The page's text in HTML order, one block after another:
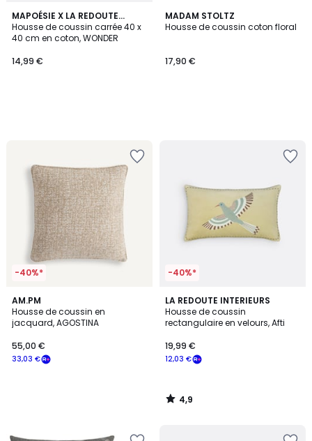
MAPOÉSIE X LA REDOUTE
INTÉRIEURS
Housse de coussin carrée 40 x
40 cm en coton, WONDER
14,99 €
MADAM STOLTZ
Housse de coussin coton floral
17,90 €
-40%*
AM.PM
Housse de coussin en
jacquard, AGOSTINA
33,03 €
55,00 €
-40%*
LA REDOUTE INTERIEURS
Housse de coussin
rectangulaire en velours, Afti
12,03 €
19,99 €
4,9
/ 5
4,9
/